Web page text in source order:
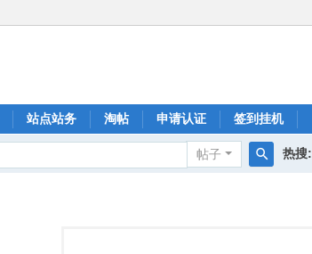
站点站务 淘帖 申请认证 签到挂机
帖子 热搜: